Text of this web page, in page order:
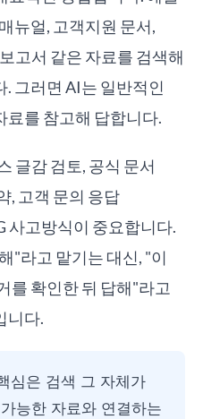
뉴얼, 고객지원 문서,
고서 같은 자료를 검색해
. 그러면 AI는 일반적인
료를 참고해 답합니다.
글감 검토, 공식 문서
, 고객 문의 응답
사고방식이 중요합니다.
"라고 맡기는 대신, "이
를 확인한 뒤 답해"라고
니다.
심은 검색 그 자체가
능한 자료와 연결하는